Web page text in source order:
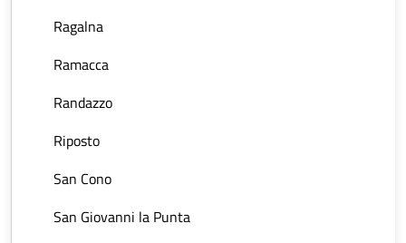
Ragalna
Ramacca
Randazzo
Riposto
San Cono
San Giovanni la Punta